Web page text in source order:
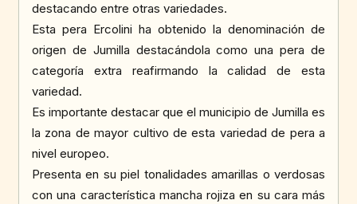
destacando entre otras variedades.
Esta pera Ercolini ha obtenido la denominación de
origen de Jumilla destacándola como una pera de
categoría extra reafirmando la calidad de esta
variedad.
Es importante destacar que el municipio de Jumilla es
la zona de mayor cultivo de esta variedad de pera a
nivel europeo.
Presenta en su piel tonalidades amarillas o verdosas
con una característica mancha rojiza en su cara más